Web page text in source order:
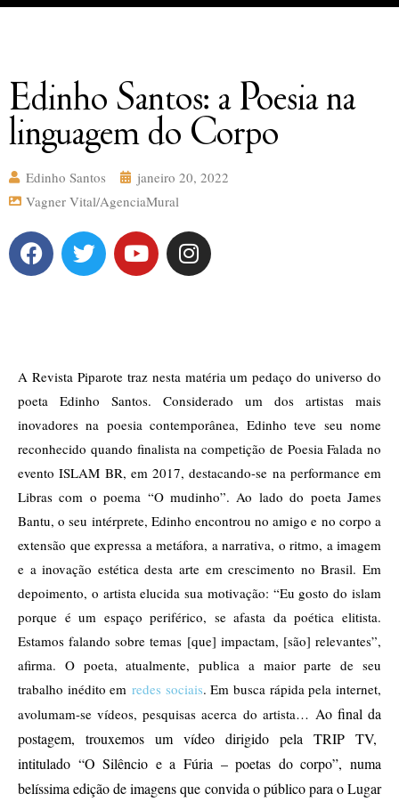
Edinho Santos: a Poesia na
linguagem do Corpo
Edinho Santos
janeiro 20, 2022
Vagner Vital/AgenciaMural
A Revista Piparote traz nesta matéria um pedaço do universo do
poeta Edinho Santos. Considerado um dos artistas mais
inovadores na poesia contemporânea, Edinho teve seu nome
reconhecido quando finalista na competição de Poesia Falada no
evento ISLAM BR, em 2017, destacando-se na performance em
Libras com o poema “O mudinho”. Ao lado do poeta James
Bantu, o seu intérprete, Edinho encontrou no amigo e no corpo a
extensão que expressa a metáfora, a narrativa, o ritmo, a imagem
e a inovação estética desta arte em crescimento no Brasil. Em
depoimento, o artista elucida sua motivação: “Eu gosto do islam
porque é um espaço periférico, se afasta da poética elitista.
Estamos falando sobre temas [que] impactam, [são] relevantes”,
afirma. O poeta, atualmente, publica a maior parte de seu
trabalho inédito em redes sociais. Em busca rápida pela internet,
avolumam-se vídeos, pesquisas acerca do artista… Ao final da
postagem, trouxemos um vídeo dirigido pela TRIP TV,
intitulado “O Silêncio e a Fúria – poetas do corpo”, numa
belíssima edição de imagens que convida o público para o Lugar